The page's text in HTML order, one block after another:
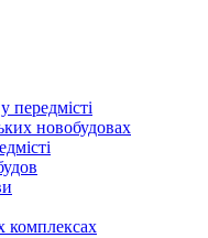
передмісті
новобудовах
комплексах